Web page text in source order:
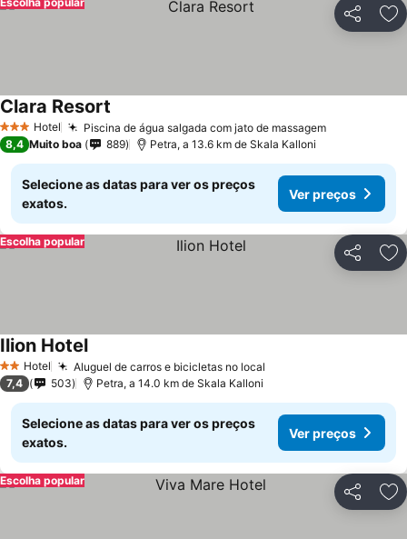
Partilhar
3 EstrelasHotel Piscina de água salgada com jato de massagem
Clara Resort
8,4 Muito boa 889 Petra, a 13.6 km de Skala Kalloni
Selecione as datas para ver os preços
exatos.
Ver preços
Partilhar
Escolha popular
2 Estrelas
Hotel Aluguel de carros e bicicletas no local
Ilion Hotel
7,4 503 Petra, a 14.0 km de Skala Kalloni
Selecione as datas para ver os preços
exatos.
Ver preços
Partilhar
Escolha popular